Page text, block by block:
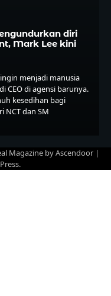
diri
Mark Lee kini
menjadi manusia
CEO di agensi barunya.
kesedihan bagi
NCT dan SM
Magazine byAscendoor |
.